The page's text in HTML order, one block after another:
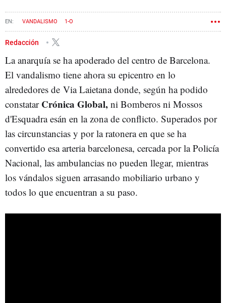
VANDALISMO 1-O
Redacción
La anarquía se ha apoderado del centro de Barcelona.
El vandalismo tiene ahora su epicentro en lo
alrededores de Via Laietana donde, según ha podido
constatar Crónica Global, ni Bomberos ni Mossos
d'Esquadra esán en la zona de conflicto. Superados por
las circunstancias y por la ratonera en que se ha
convertido esa arteria barcelonesa, cercada por la Policía
Nacional, las ambulancias no pueden llegar, mientras
los vándalos siguen arrasando mobiliario urbano y
todos lo que encuentran a su paso.